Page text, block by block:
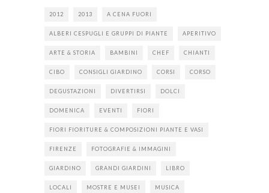
2012 2013 A CENA FUORI
ALBERI CESPUGLI E GRUPPI DI PIANTE APERITIVO
ARTE & STORIA BAMBINI CHEF CHIANTI
CIBO CONSIGLI GIARDINO CORSI CORSO
DEGUSTAZIONI DIVERTIRSI DOLCI
DOMENICA EVENTI FIORI
FIORI FIORITURE & COMPOSIZIONI PIANTE E VASI
FIRENZE FOTOGRAFIE & IMMAGINI
GIARDINO GRANDI GIARDINI LIBRO
LOCALI MOSTRE E MUSEI MUSICA